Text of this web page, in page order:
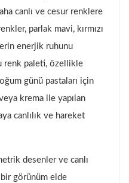
canlı ve cesur renklere
parlak mavi, kırmızı
enerjik ruhunu
renk paleti, özellikle
günü pastaları için
krema ile yapılan
canlılık ve hareket
desenler ve canlı
görünüm elde